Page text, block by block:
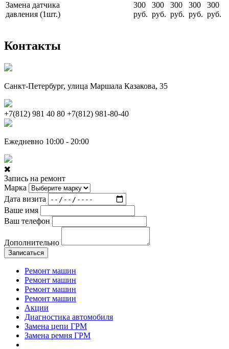
Замена датчика
давления (1шт.)
300
руб.
300
руб.
300
руб.
300
руб.
300
руб.
Контакты
Санкт-Петербург, улица Маршала Казакова, 35
+7(812) 981 40 80 +7(812) 981-80-40
Ежедневно 10:00 - 20:00
Запись на ремонт
Марка
Дата визита
Ваше имя
Ваш телефон
Дополнительно
Записаться
Ремонт машин
Ремонт машин
Ремонт машин
Ремонт машин
Акции
Диагностика автомобиля
Замена цепи ГРМ
Замена ремня ГРМ